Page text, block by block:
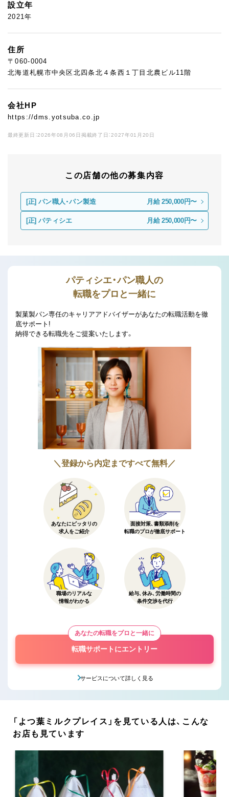
設立年
2021年
住所
〒060-0004
北海道札幌市中央区北四条北４条西１丁目北農ビル11階
会社HP
https://dms.yotsuba.co.jp
最終更新日：2026年08月06日 掲載終了日：2027年01月20日
この店舗の他の募集内容
[正] パン職人・パン製造 月給 250,000円〜
[正] パティシエ 月給 250,000円〜
パティシエ・パン職人の
転職をプロと一緒に
製菓製パン専任のキャリアアドバイザーがあなたの転職活動を徹
底サポート!
納得できる転職先をご提案いたします。
＼登録から内定まですべて無料／
あなたにピッタリの
求人をご紹介
面接対策、書類添削を
転職のプロが徹底サポート
職場のリアルな
情報がわかる
給与、休み、労働時間の
条件交渉を代行
あなたの転職をプロと一緒に
転職サポートにエントリー
サービスについて詳しく見る
「よつ葉ミルクプレイス」を見ている人は、こんな
お店も見ています